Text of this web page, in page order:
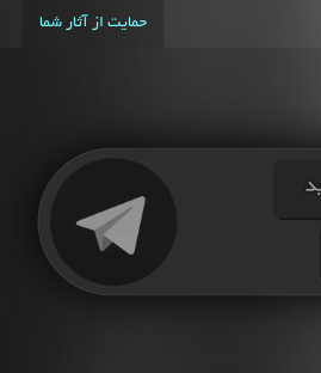
حمایت از آثار شما